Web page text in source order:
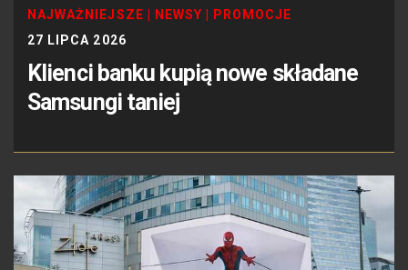
NAJWAŻNIEJSZE NEWSY
PROMOCJE
27 LIPCA 2026
Klienci banku kupią nowe składane
Samsungi taniej